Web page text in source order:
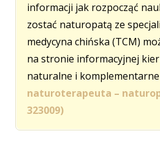
informacji jak rozpocząć
zostać naturopatą ze
medycyna chińska (TCM)
na stronie informacyjnej
naturalne i
naturoterapeuta –
323009)